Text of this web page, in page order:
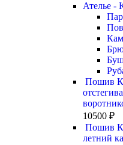
Ателье
Пошив
10500 ₽
Пошив
летний